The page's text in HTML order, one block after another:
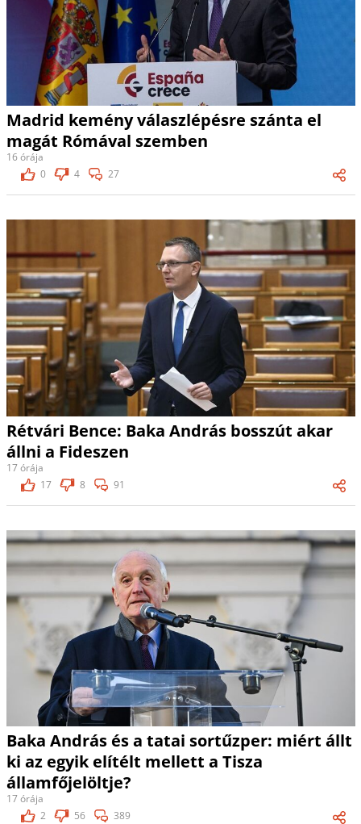
Madrid kemény válaszlépésre szánta el
magát Rómával szemben
16 órája
0
4 27
Rétvári Bence: Baka András bosszút akar
állni a Fideszen
17 órája
17
8 91
Baka András és a tatai sortűzper: miért állt
ki az egyik elítélt mellett a Tisza
államfőjelöltje?
17 órája
2
56 389